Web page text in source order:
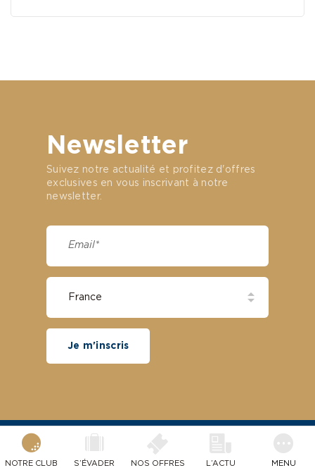
Newsletter
Suivez notre actualité et profitez d'offres
exclusives en vous inscrivant à notre
newsletter.
Je m'inscris
NOTRE CLUB S’ÉVADER NOS OFFRES L’ACTU MENU